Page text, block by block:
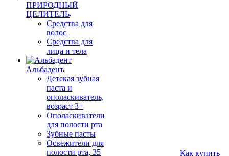
ПРИРОДНЫЙ
ЦЕЛИТЕЛЬ
Средства для
волос
Средства для
лица и тела
Альбадент
Детская зубная
паста и
ополаскиватель,
возраст 3+
Ополаскиватели
для полости рта
Зубные пасты
Освежители для
полости рта, 35
Как купить